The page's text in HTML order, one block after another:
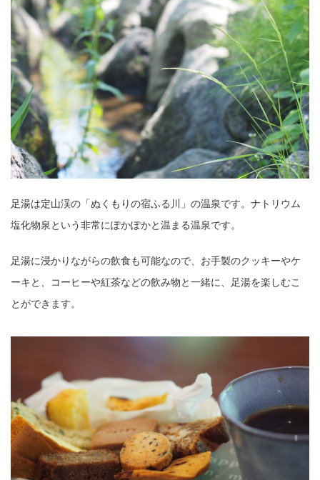
足湯は定山渓の「ぬくもりの宿ふる川」の温泉です。ナトリウム
塩化物泉という非常にぽかぽかと温まる温泉です。
足湯に浸かりながらの飲食も可能なので、お手製のクッキーやケ
ーキと、コーヒーや紅茶などの飲み物と一緒に、足湯を楽しむこ
とができます。